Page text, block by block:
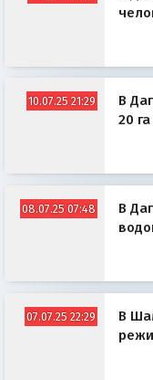
10.07.25 21:29
В
20 га
08.07.25 07:48
В
07.07.25 22:29
В